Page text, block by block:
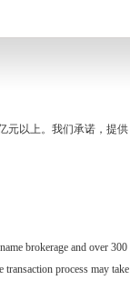
元以上。我们承诺，提供
brokerage and over 300
process may take